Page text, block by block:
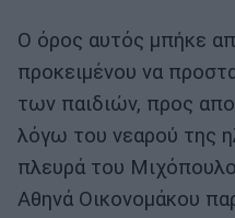
Ο όρος αυτός μπήκε
προκειμένου να
των παιδιών, προς
λόγω του νεαρού της
πλευρά του
Αθηνά Οικονομάκου